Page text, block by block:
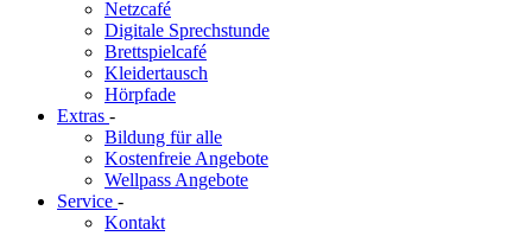
Netzcafé
Digitale Sprechstunde
Brettspielcafé
Kleidertausch
Hörpfade
Extras -
Bildung für alle
Kostenfreie Angebote
Wellpass Angebote
Service -
Kontakt